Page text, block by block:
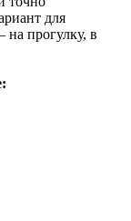
для
на прогулку, в